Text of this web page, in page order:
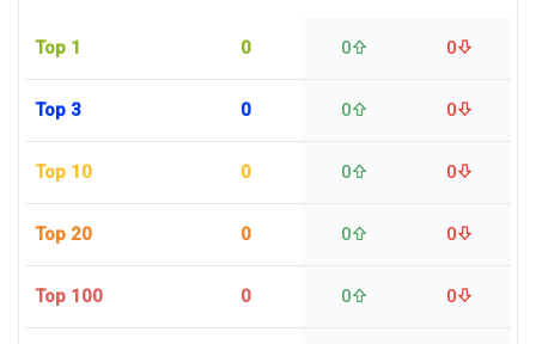
Top 1 0 0 0
Top 3 0 0 0
Top 10 0 0 0
Top 20 0 0 0
Top 100 0 0 0